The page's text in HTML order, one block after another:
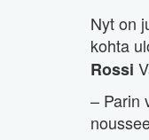
Nyt on
kohta
Rossi
– Parin